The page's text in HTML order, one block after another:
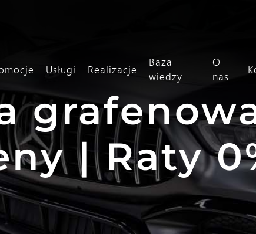
Usługi Realizacje
Baza
wiedzy
O
nas
| Raty